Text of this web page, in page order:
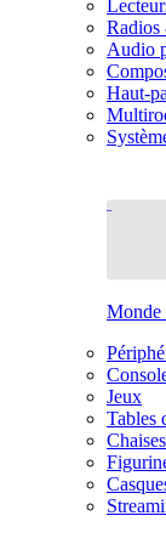
Radios
Audio
Haut-
Monde
Jeux
Tables